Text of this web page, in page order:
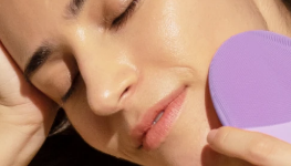
NUOVO
FAQ™ Pure Beauty-Tech
BREAKING NEWS
Lingua
English Deutsch